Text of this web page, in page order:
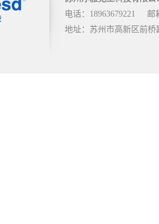
电话：18963679221
邮
地址：苏州市高新区前桥